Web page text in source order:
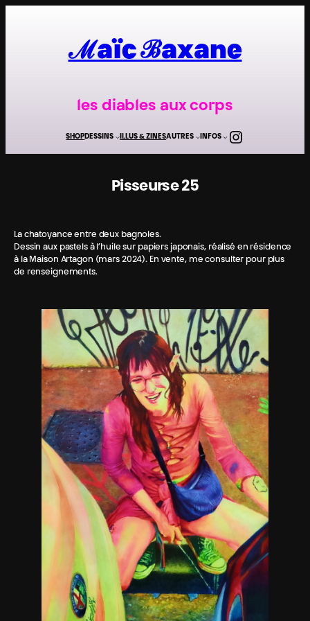
ℳaïc ℬaxane
les diables aux corps
SHOPDESSINS ILLUS & ZINESAUTRES INFOS Instagram
Pisseur·se 25
La chatoyance entre deux bagnoles.
Dessin aux pastels à l’huile sur papiers japonais, réalisé en résidence
à la Maison Artagon (mars 2024). En vente, me consulter pour plus
de renseignements.